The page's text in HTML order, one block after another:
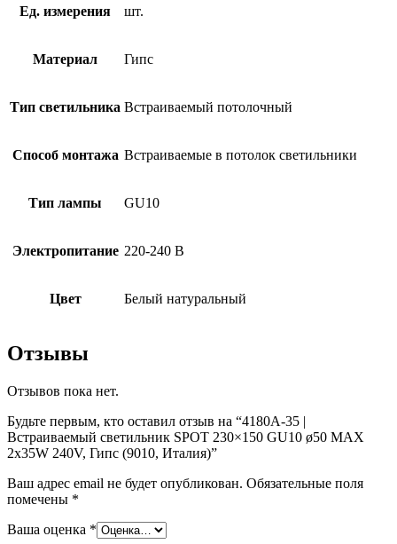
Ед. измерения шт.
Материал Гипс
Тип светильника Встраиваемый потолочный
Способ монтажа Встраиваемые в потолок светильники
Тип лампы GU10
Электропитание 220-240 В
Цвет Белый натуральный
Отзывы
Отзывов пока нет.
Будьте первым, кто оставил отзыв на “4180A-35 |
Встраиваемый светильник SPOT 230×150 GU10 ø50 MAX
2x35W 240V, Гипс (9010, Италия)”
Ваш адрес email не будет опубликован. Обязательные поля
помечены *
Ваша оценка *